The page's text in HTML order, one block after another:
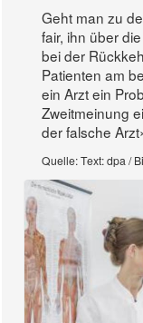
Geht man zu
fair, ihn über
bei der
Patienten am
ein Arzt ein
Zweitmeinung
der falsche
Quelle: Text: dpa /